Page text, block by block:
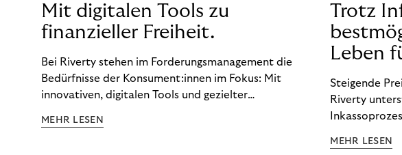
Mit digitalen Tools zu
finanzieller Freiheit.
Bei Riverty stehen im Forderungsmanagement die
Bedürfnisse der Konsument:innen im Fokus: Mit
innovativen, digitalen Tools und gezielter
ein Leben in finanzieller Freiheit zu führen. So
MEHR LESEN
Trotz
Leben
Steigende
Riverty
MEHR LESEN